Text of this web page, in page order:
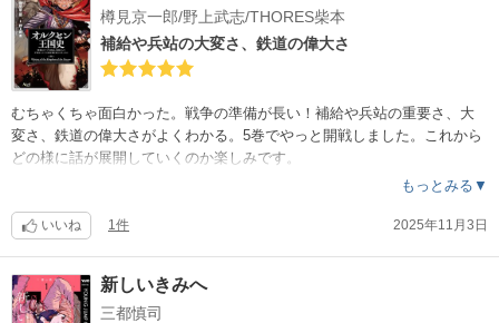
樽見京一郎/野上武志/THORES柴本
補給や兵站の大変さ、鉄道の偉大さ
むちゃくちゃ面白かった。戦争の準備が長い！補給や兵站の重要さ、大
変さ、鉄道の偉大さがよくわかる。5巻でやっと開戦しました。これから
どの様に話が展開していくのか楽しみです。
もっとみる▼
いいね 1件 2025年11月3日
新しいきみへ
三都慎司